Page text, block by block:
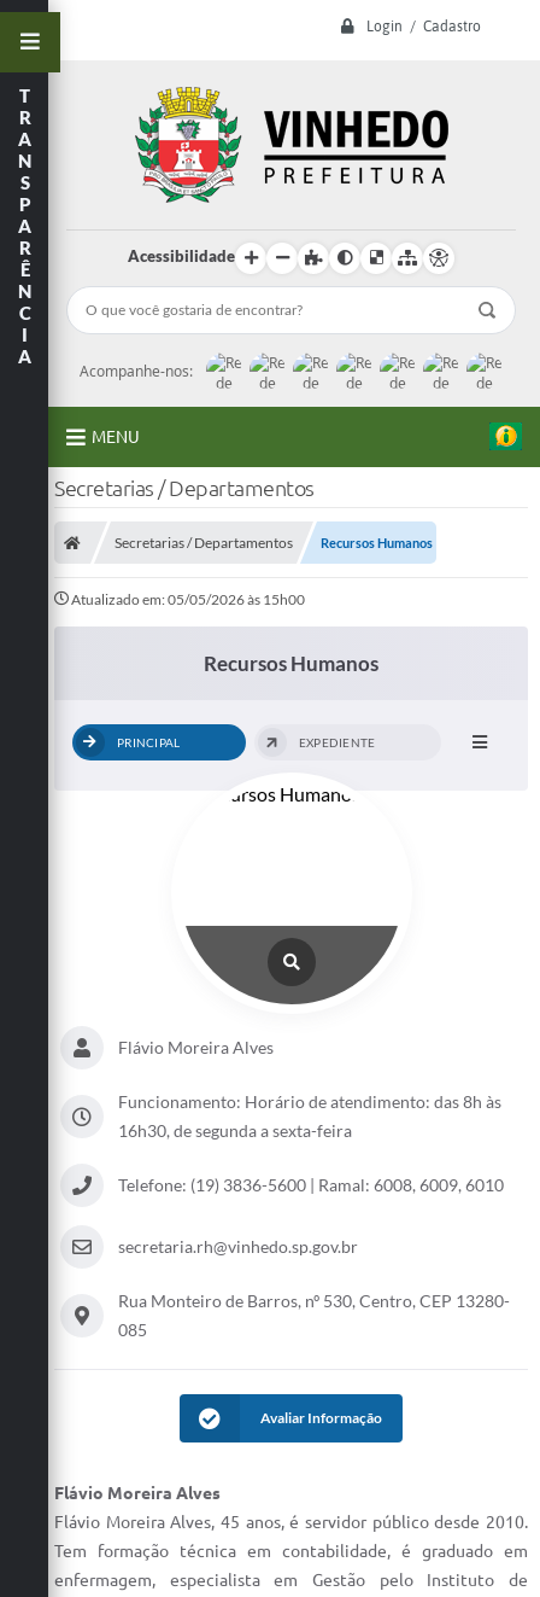
Login / Cadastro
Acessibilidade
Acompanhe-nos:
MENU
A Prefeitura
Secretarias
Telefones
Concursos e Processos Seletivos
Inclusão e Acessibilidade
Transporte Coletivo Municipal (Horários e
Defesa Civil
Fala.BR
Acesso à Informação
Associação dos Servidores Públicos Municipais de
Vinhedo
Audiências Públicas
T
R
A
N
S
P
A
R
Ê
N
C
I
A
Secretarias / Departamentos
Secretarias / Departamentos Recursos Humanos
Atualizado em: 05/05/2026 às 15h00
Recursos Humanos
PRINCIPAL EXPEDIENTE
Flávio Moreira Alves
Funcionamento: Horário de atendimento: das 8h às
16h30, de segunda a sexta-feira
Telefone: (19) 3836-5600 | Ramal: 6008, 6009, 6010
secretaria.rh@vinhedo.sp.gov.br
Rua Monteiro de Barros, nº 530, Centro, CEP 13280-
085
Avaliar Informação
Flávio Moreira Alves
Flávio Moreira Alves, 45 anos, é servidor público desde 2010.
Tem formação técnica em contabilidade, é graduado em
enfermagem, especialista em Gestão pelo Instituto de